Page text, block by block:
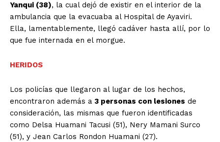
Yanqui (38), la cual dejó de existir en el interior de la
ambulancia que la evacuaba al Hospital de Ayaviri.
Ella, lamentablemente, llegó cadáver hasta allí, por lo
que fue internada en el morgue.
HERIDOS
Los policías que llegaron al lugar de los hechos,
encontraron además a 3 personas con lesiones de
consideración, las mismas que fueron identificadas
como Delsa Huamani Tacusi (51), Nery Mamani Surco
(51), y Jean Carlos Rondon Huamani (27).